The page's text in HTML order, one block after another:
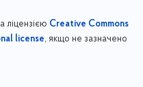
ліцензією Creative Commons
license, якщо не зазначено